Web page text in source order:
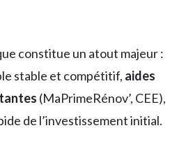
constitue un atout majeur :
stable et compétitif, aides
(MaPrimeRénov’, CEE),
de l’investissement initial.